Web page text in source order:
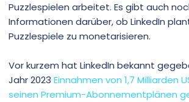
Puzzlespielen arbeitet. Es gibt auch
Informationen darüber, ob LinkedIn
Puzzlespiele zu monetarisieren.
Vor kurzem hat LinkedIn bekannt
Jahr 2023 Einnahmen von 1,7 Milliarden
seinen Premium-Abonnementplänen